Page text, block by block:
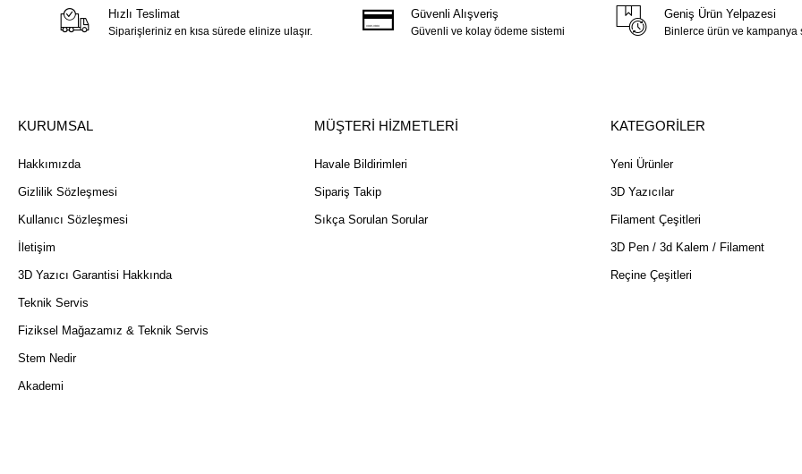
Hızlı Teslimat
Siparişleriniz en kısa sürede elinize ulaşır.
Güvenli Alışveriş
Güvenli ve kolay ödeme sistemi
Geniş Ürün Yelpazesi
Binlerce ürün ve kampanya
KURUMSAL
Hakkımızda
Gizlilik Sözleşmesi
Kullanıcı Sözleşmesi
İletişim
3D Yazıcı Garantisi Hakkında
Teknik Servis
Fiziksel Mağazamız & Teknik Servis
Stem Nedir
Akademi
MÜŞTERİ HİZMETLERİ
Havale Bildirimleri
Sipariş Takip
Sıkça Sorulan Sorular
KATEGORİLER
Yeni Ürünler
3D Yazıcılar
Filament Çeşitleri
3D Pen / 3d Kalem / Filament
Reçine Çeşitleri